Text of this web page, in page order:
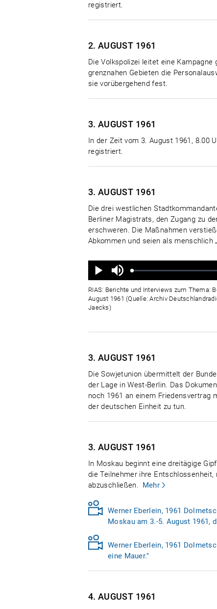
registriert.
2. AUGUST 1961
Die Volkspolizei leitet eine Kampagne
grenznahen Gebieten die
sie vorübergehend fest.
3. AUGUST 1961
In der Zeit vom 3. August 1961, 8.00
registriert.
3. AUGUST 1961
Die drei westlichen
Berliner Magistrats, den Zugang zu
erschweren. Die Maßnahmen
Abkommen und seien als menschlich
Wiedergabe
Ton
aus
Geladen:
Status:
RIAS: Berichte und Interviews zum Thema:
August 1961 (Quelle: Archiv
Jaecks)
3. AUGUST 1961
Die Sowjetunion übermittelt der
der Lage in West-Berlin. Das
noch 1961 an einem Friedensvertrag
der deutschen Einheit zu tun.
3. AUGUST 1961
In Moskau beginnt eine dreitägige
die Teilnehmer ihre
abzuschließen. Mehr
Werner Eberlein, 1961
Moskau am 3.-5. August 1961,
Werner Eberlein, 1961
eine Mauer."
4. AUGUST 1961